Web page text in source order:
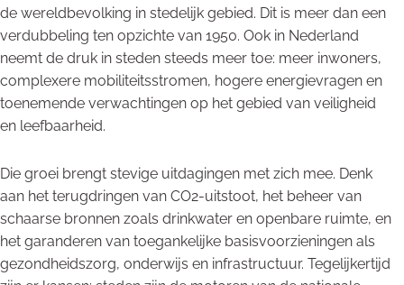
de wereldbevolking in stedelijk gebied. Dit is meer dan een
verdubbeling ten opzichte van 1950. Ook in Nederland
neemt de druk in steden steeds meer toe: meer inwoners,
complexere mobiliteitsstromen, hogere energievragen en
toenemende verwachtingen op het gebied van veiligheid
en leefbaarheid.
Die groei brengt stevige uitdagingen met zich mee. Denk
aan het terugdringen van CO2-uitstoot, het beheer van
schaarse bronnen zoals drinkwater en openbare ruimte, en
het garanderen van toegankelijke basisvoorzieningen als
gezondheidszorg, onderwijs en infrastructuur. Tegelijkertijd